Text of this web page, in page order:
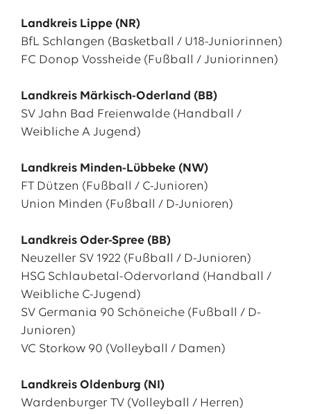
Landkreis Lippe (NR)
BfL Schlangen (Basketball / U18-Juniorinnen)
FC Donop Vossheide (Fußball / Juniorinnen)
Landkreis Märkisch-Oderland (BB)
SV Jahn Bad Freienwalde (Handball /
Weibliche A Jugend)
Landkreis Minden-Lübbeke (NW)
FT Dützen (Fußball / C-Junioren)
Union Minden (Fußball / D-Junioren)
Landkreis Oder-Spree (BB)
Neuzeller SV 1922 (Fußball / D-Junioren)
HSG Schlaubetal-Odervorland (Handball /
Weibliche C-Jugend)
SV Germania 90 Schöneiche (Fußball / D-
Junioren)
VC Storkow 90 (Volleyball / Damen)
Landkreis Oldenburg (NI)
Wardenburger TV (Volleyball / Herren)